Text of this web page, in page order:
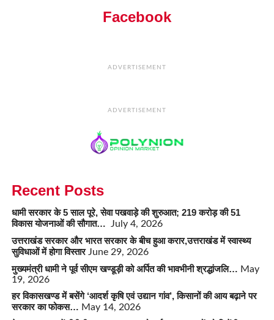
Facebook
ADVERTISEMENT
ADVERTISEMENT
Recent Posts
धामी सरकार के 5 साल पूरे, सेवा पखवाड़े की शुरुआत; 219 करोड़ की 51
विकास योजनाओं की सौगात…
July 4, 2026
उत्तराखंड सरकार और भारत सरकार के बीच हुआ करार,उत्तराखंड में स्वास्थ्य
सुविधाओं में होगा विस्तार June 29, 2026
मुख्यमंत्री धामी ने पूर्व सीएम खण्डूड़ी को अर्पित की भावभीनी श्रद्धांजलि… May
19, 2026
हर विकासखण्ड में बसेंगे ‘आदर्श कृषि एवं उद्यान गांव’, किसानों की आय बढ़ाने पर
सरकार का फोकस… May 14, 2026